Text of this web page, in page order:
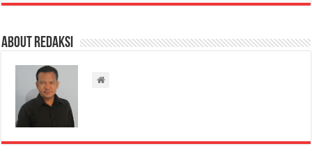
About Redaksi